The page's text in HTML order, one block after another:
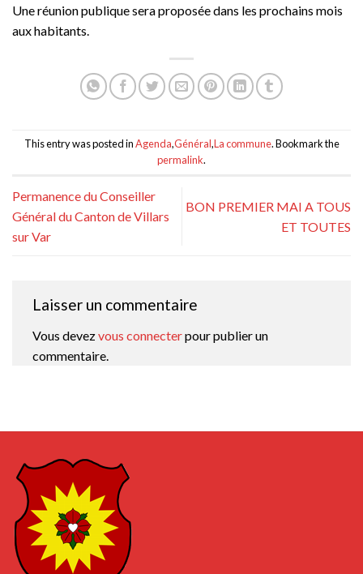
Une réunion publique sera proposée dans les prochains mois
aux habitants.
This entry was posted inAgenda,Général,La commune. Bookmark the
permalink.
Permanence du Conseiller
Général du Canton de Villars
sur Var
BON PREMIER MAI A TOUS
ET TOUTES
Laisser un commentaire
Vous devezvous connecterpour publier un
commentaire.